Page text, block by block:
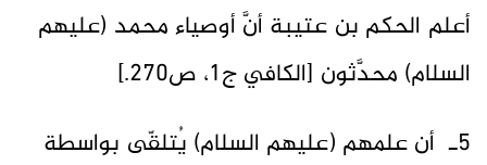
أعلم الحكم بن عتيبة أنَّ أوصياء محمد (عليهم
السلام) محدَّثون [الكافي ج1، ص270.]
5ـ أن علمهم (عليهم السلام) يُتلقّى بواسطة